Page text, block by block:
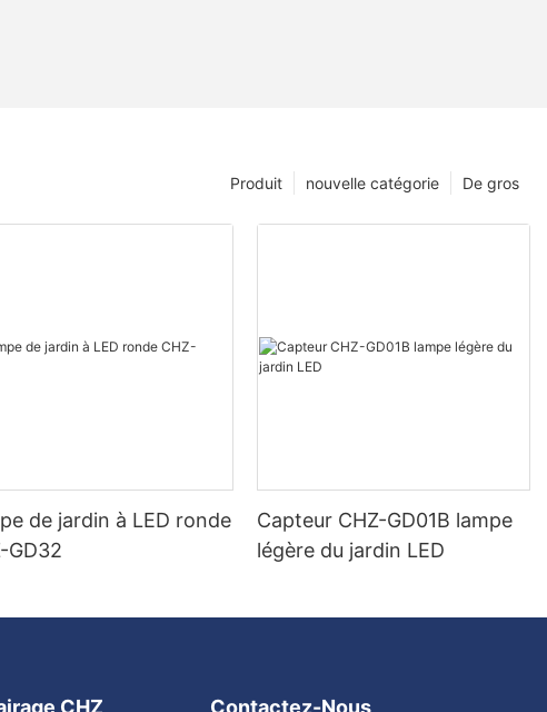
De gros
nouvelle catégorie
Produit
de jardin à LED ronde
GD32
Capteur CHZ-GD01B lampe
légère du jardin LED
CHZ Contactez-Nous